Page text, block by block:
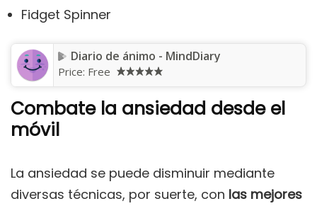
Fidget Spinner
Diario de ánimo - MindDiary
Price: Free
Combate la ansiedad desde el
móvil
La ansiedad se puede disminuir mediante
diversas técnicas, por suerte, con las mejores